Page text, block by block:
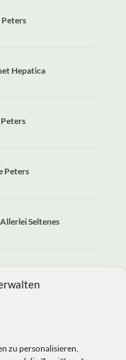
zu personalisieren,
Hepatica
Peters
Seltenes